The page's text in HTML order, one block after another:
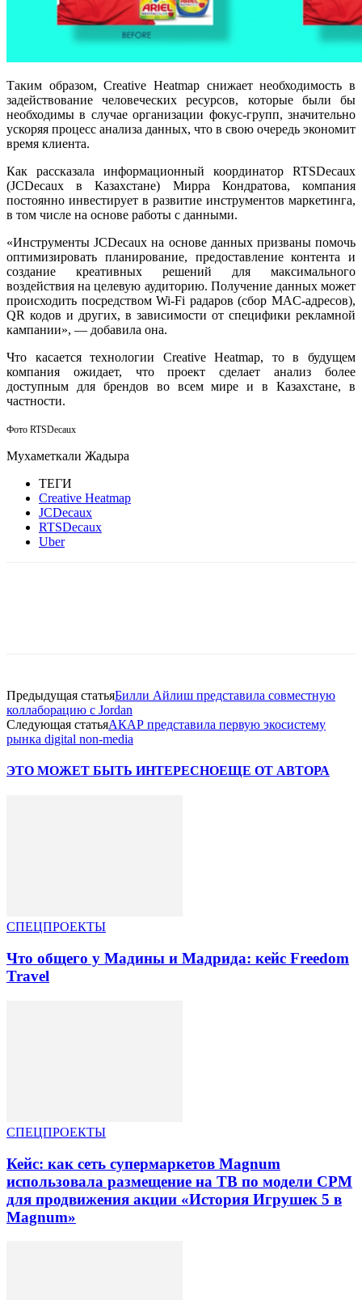
Таким образом, Creative Heatmap снижает необходимость в
задействование человеческих ресурсов, которые были бы
необходимы в случае организации фокус-групп, значительно
ускоряя процесс анализа данных, что в свою очередь экономит
время клиента.
Как рассказала информационный координатор RTSDecaux
(JCDecaux в Казахстане) Мирра Кондратова, компания
постоянно инвестирует в развитие инструментов маркетинга,
в том числе на основе работы с данными.
«Инструменты JCDecaux на основе данных призваны помочь
оптимизировать планирование, предоставление контента и
создание креативных решений для максимального
воздействия на целевую аудиторию. Получение данных может
происходить посредством Wi-Fi радаров (сбор MAC-адресов),
QR кодов и других, в зависимости от специфики рекламной
кампании», — добавила она.
Что касается технологии Creative Heatmap, то в будущем
компания ожидает, что проект сделает анализ более
доступным для брендов во всем мире и в Казахстане, в
частности.
Фото RTSDecaux
Мухаметкали Жадыра
ТЕГИ
Creative Heatmap
JCDecaux
RTSDecaux
Uber
Предыдущая статьяБилли Айлиш представила совместную
коллаборацию с Jordan
Следующая статьяАКАР представила первую экосистему
рынка digital non-media
ЭТО МОЖЕТ БЫТЬ ИНТЕРЕСНОЕЩЕ ОТ АВТОРА
СПЕЦПРОЕКТЫ
Что общего у Мадины и Мадрида: кейс Freedom
Travel
СПЕЦПРОЕКТЫ
Кейс: как сеть супермаркетов Magnum
использовала размещение на ТВ по модели CPM
для продвижения акции «История Игрушек 5 в
Magnum»